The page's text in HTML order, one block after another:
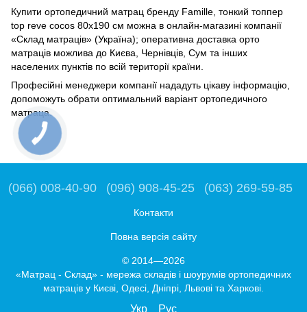
Купити ортопедичний матрац бренду Famille, тонкий топпер
top reve cocos 80х190 см можна в онлайн-магазині компанії
«Склад матраців» (Україна); оперативна доставка орто
матраців можлива до Києва, Чернівців, Сум та інших
населених пунктів по всій території країни.
Професійні менеджери компанії нададуть цікаву інформацію,
допоможуть обрати оптимальний варіант ортопедичного
матраца.
(066) 008-40-90 (096) 908-45-25 (063) 269-59-85
Контакти
Повна версія сайту
© 2014—2026
«Матрац - Склад» - мережа складів і шоурумів ортопедичних
матраців у Києві, Одесі, Дніпрі, Львові та Харкові.
Укр Рус